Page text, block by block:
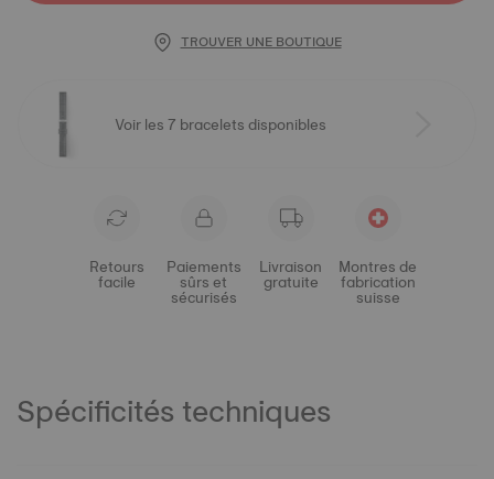
TROUVER UNE BOUTIQUE
Voir les 7 bracelets disponibles
Retours
facile
Paiements
sûrs et
sécurisés
Livraison
gratuite
Montres de
fabrication
suisse
Spécificités techniques